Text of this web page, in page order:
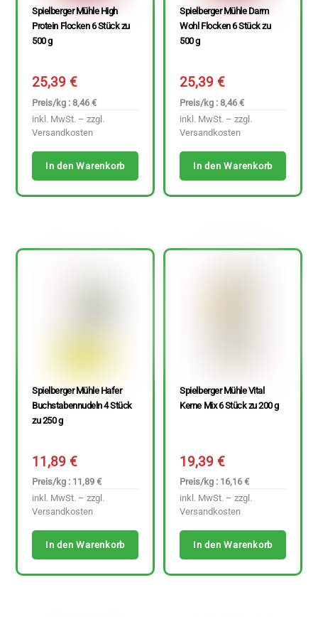
Spielberger Mühle High
Protein Flocken 6 Stück zu
500 g
25,39€
Preis/kg : 8,46 €
inkl. MwSt. – zzgl.
Versandkosten
In den Warenkorb
Spielberger Mühle Darm
Wohl Flocken 6 Stück zu
500 g
25,39€
Preis/kg : 8,46 €
inkl. MwSt. – zzgl.
Versandkosten
In den Warenkorb
Spielberger Mühle Hafer
Buchstabennudeln 4 Stück
zu 250 g
11,89€
Preis/kg : 11,89 €
inkl. MwSt. – zzgl.
Versandkosten
In den Warenkorb
Spielberger Mühle Vital
Kerne Mix 6 Stück zu 200 g
19,39€
Preis/kg : 16,16 €
inkl. MwSt. – zzgl.
Versandkosten
In den Warenkorb